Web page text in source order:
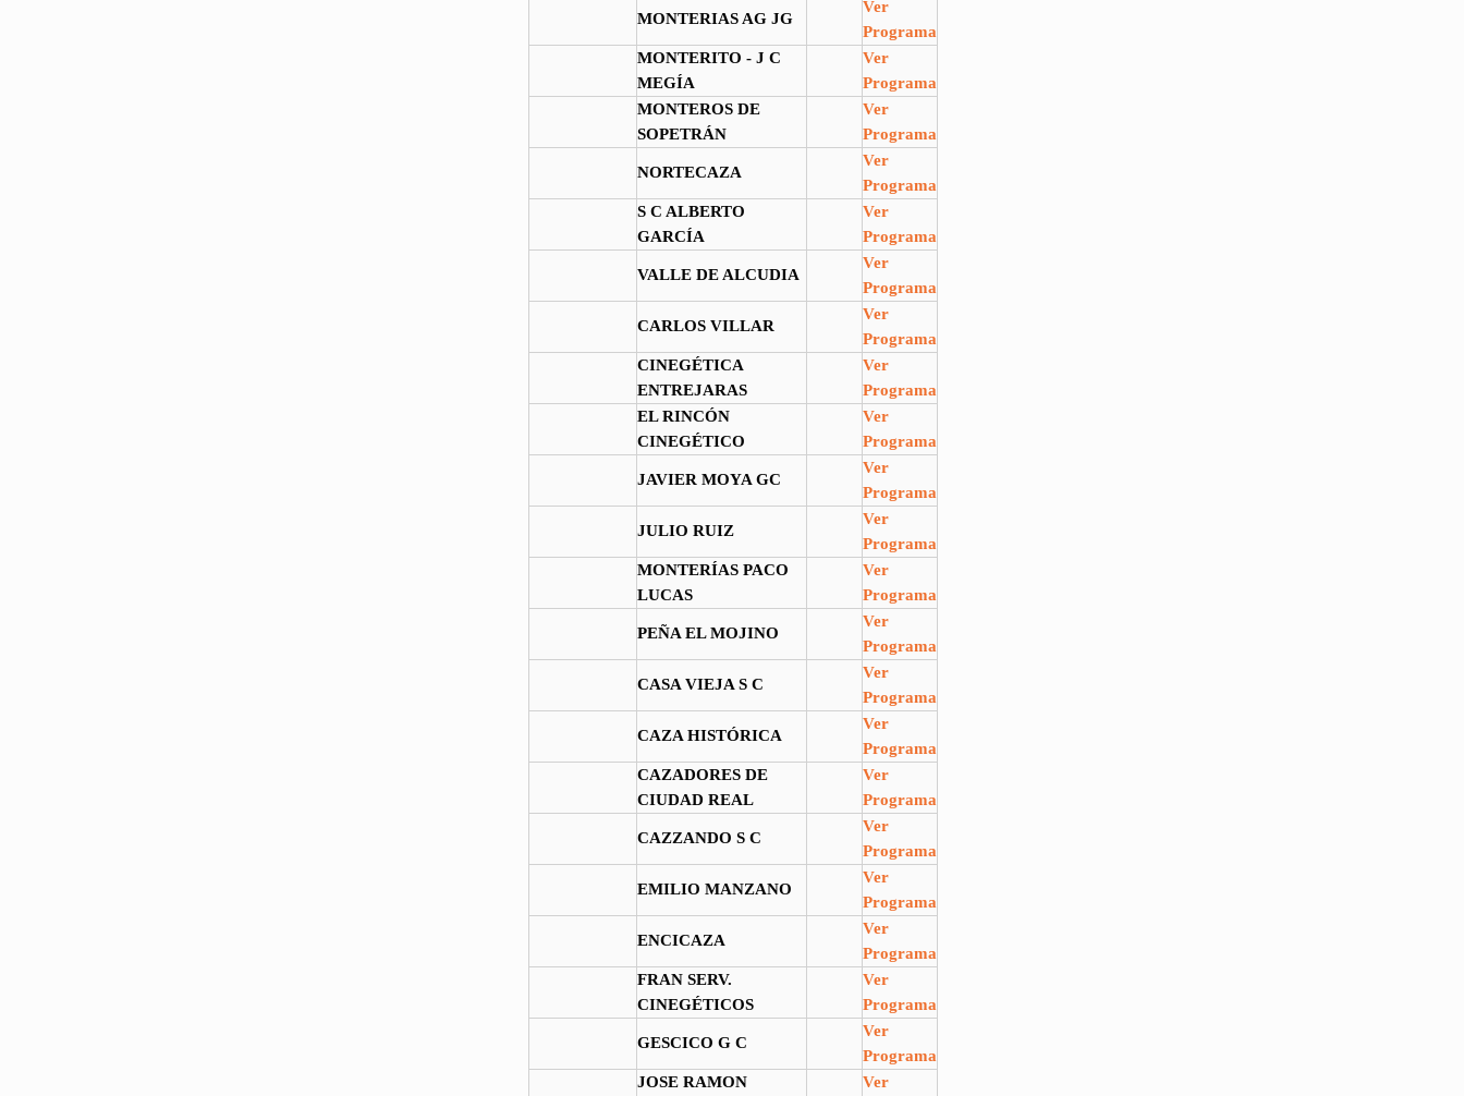
MONTERIAS AG JG
Ver
Programa
MONTERITO - J C
MEGÍA
Ver
Programa
MONTEROS DE
SOPETRÁN
Ver
Programa
NORTECAZA
Ver
Programa
S C ALBERTO
GARCÍA
Ver
Programa
VALLE DE ALCUDIA
Ver
Programa
CARLOS VILLAR
Ver
Programa
CINEGÉTICA
ENTREJARAS
Ver
Programa
EL RINCÓN
CINEGÉTICO
Ver
Programa
JAVIER MOYA GC
Ver
Programa
JULIO RUIZ
Ver
Programa
MONTERÍAS PACO
LUCAS
Ver
Programa
PEÑA EL MOJINO
Ver
Programa
CASA VIEJA S C
Ver
Programa
CAZA HISTÓRICA
Ver
Programa
CAZADORES DE
CIUDAD REAL
Ver
Programa
CAZZANDO S C
Ver
Programa
EMILIO MANZANO
Ver
Programa
ENCICAZA
Ver
Programa
FRAN SERV.
CINEGÉTICOS
Ver
Programa
GESCICO G C
Ver
Programa
JOSE RAMON
Ver